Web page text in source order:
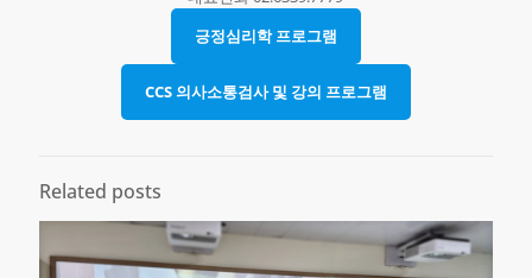
긍정심리학 프로그램
CCS 의사소통검사 및 강의 프로그램
Related posts